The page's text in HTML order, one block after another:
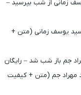
زمانی از شب بپرسید –
یوسف زمانی (متن +
جم باز شب شد – رایگان
جم (متن + کیفیت